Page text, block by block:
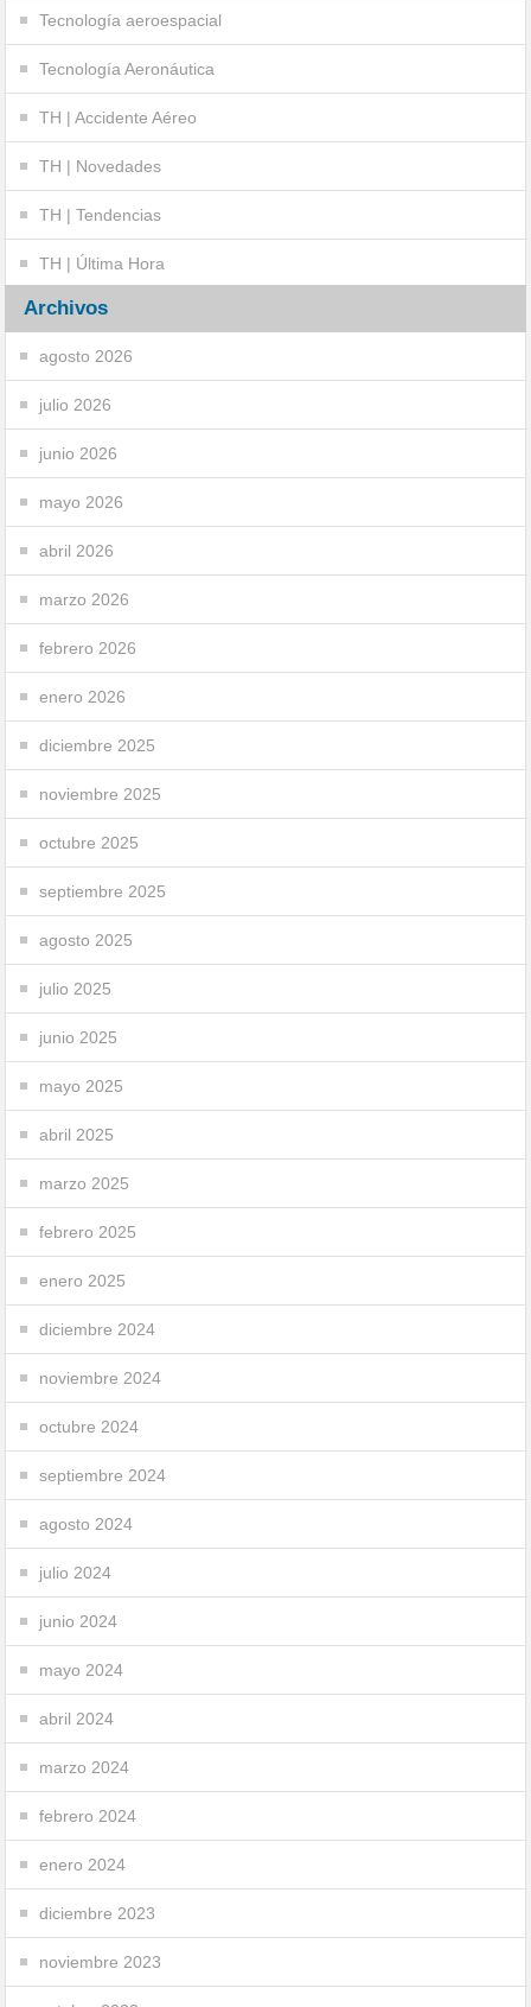
Tecnología aeroespacial
Tecnología Aeronáutica
TH | Accidente Aéreo
TH | Novedades
TH | Tendencias
TH | Última Hora
Archivos
agosto 2026
julio 2026
junio 2026
mayo 2026
abril 2026
marzo 2026
febrero 2026
enero 2026
diciembre 2025
noviembre 2025
octubre 2025
septiembre 2025
agosto 2025
julio 2025
junio 2025
mayo 2025
abril 2025
marzo 2025
febrero 2025
enero 2025
diciembre 2024
noviembre 2024
octubre 2024
septiembre 2024
agosto 2024
julio 2024
junio 2024
mayo 2024
abril 2024
marzo 2024
febrero 2024
enero 2024
diciembre 2023
noviembre 2023